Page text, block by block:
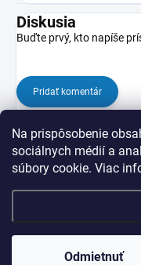
Na prispôsobenie
sociálnych médií a
súbory cookie. Viac
Odmietnuť
Diskusia
Buďte prvý, kto napíše
Pridať komentár
Copyright 2026